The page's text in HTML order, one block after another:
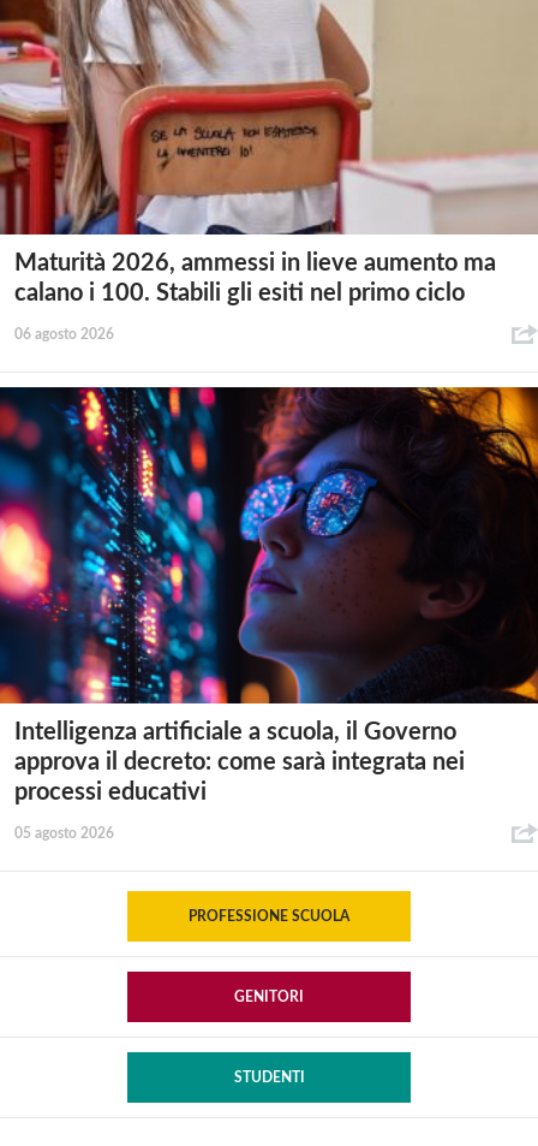
Maturità 2026, ammessi in lieve aumento ma
calano i 100. Stabili gli esiti nel primo ciclo
06 agosto 2026
Intelligenza artificiale a scuola, il Governo
approva il decreto: come sarà integrata nei
processi educativi
05 agosto 2026
PROFESSIONE SCUOLA
GENITORI
STUDENTI